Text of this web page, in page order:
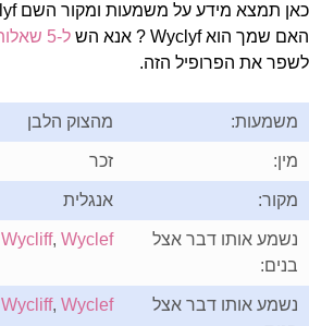
כאן תמצא מידע על משמעות ומקור השם Wyclyf
האם שמך הוא Wyclyf ? אנא הש
ל-5 שאלות על שמך
לשפר את הפרופיל הזה.
משמעות: מהצוק הלבן
מין: זכר
מקור: אנגלית
נשמע אותו דבר אצל
בנים:
Wycliff, Wyclef
נשמע אותו דבר אצל
Wycliff, Wyclef